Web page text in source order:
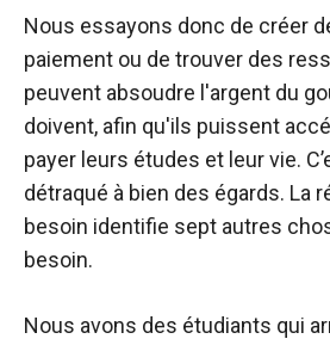
Nous essayons donc de créer
paiement ou de trouver des
peuvent absoudre l'argent du
doivent, afin qu'ils puissent
payer leurs études et leur vie.
détraqué à bien des égards. La
besoin identifie sept autres
besoin.
Nous avons des étudiants qui